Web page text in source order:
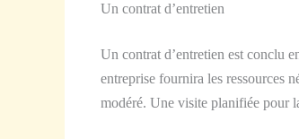
Un contrat d’entretien
Un contrat d’entretien est conclu
entreprise fournira les ressources
modéré. Une visite planifiée pour